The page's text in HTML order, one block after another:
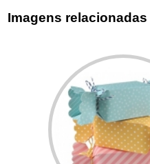
Imagens relacionadas